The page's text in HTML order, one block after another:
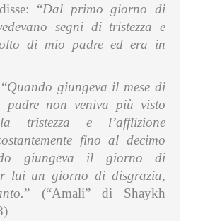
“Dal primo giorno di
segni di tristezza e
di mio padre ed era in
Quando giungeva il mese di
padre non veniva più visto
tristezza e l’afflizione
fino al decimo
giungeva il giorno di
lui un giorno di disgrazia,
” (“Amali” di Shaykh